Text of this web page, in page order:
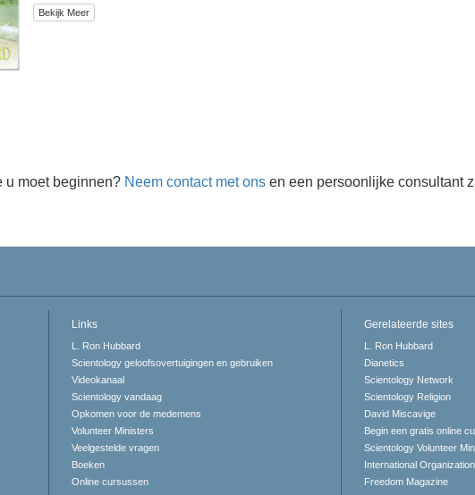
Bekijk Meer
u moet beginnen? Neem contact met ons en een persoonlijke consultant
Links
L. Ron Hubbard
Scientology geloofsovertuigingen en gebruiken
Videokanaal
Scientology vandaag
Opkomen voor de medemens
Volunteer Ministers
Veelgestelde vragen
Boeken
Online cursussen
Gerelateerde sites
L. Ron Hubbard
Dianetics
Scientology Network
Scientology Religion
David Miscavige
Begin een gratis online
Scientology Volunteer
International
Freedom Magazine